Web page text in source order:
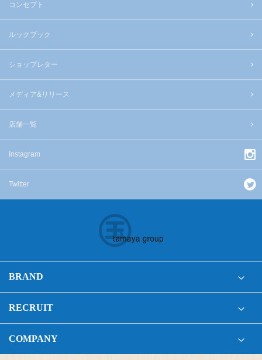
コンセプト
ルックブック
ショップレター
メディア&リリース
店舗一覧
Instagram
Twitter
BRAND
RECRUIT
COMPANY